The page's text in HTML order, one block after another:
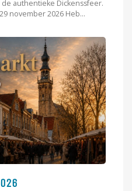
authentieke Dickenssfeer.
november 2026 Heb...